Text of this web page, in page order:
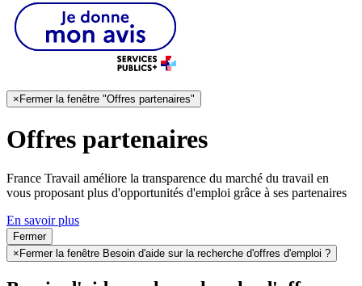
×Fermer la fenêtre "Offres partenaires"
Offres partenaires
France Travail améliore la transparence du marché du travail en
vous proposant plus d'opportunités d'emploi grâce à ses partenaires
En savoir plus
Fermer
× Fermer la fenêtre Besoin d'aide sur la recherche d'offres d'emploi ?